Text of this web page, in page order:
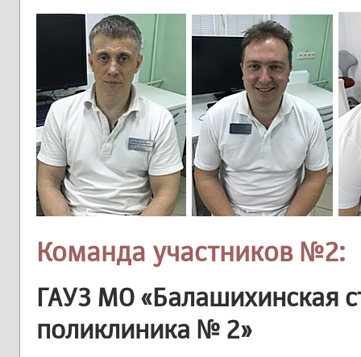
Команда участников №2:
ГАУЗ МО «Балашихинская
поликлиника № 2»